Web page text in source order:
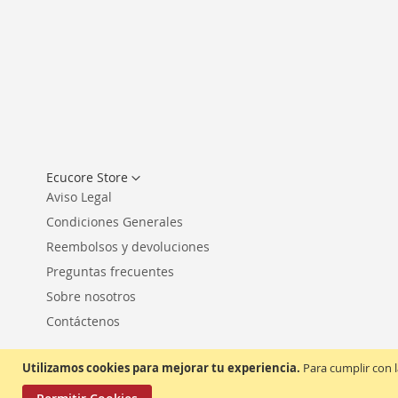
Utilizamos cookies para mejorar tu experiencia. Para cumplir con
Seleccionar
tienda
Ecucore Store
Aviso Legal
Condiciones Generales
Reembolsos y devoluciones
Preguntas frecuentes
Sobre nosotros
Contáctenos